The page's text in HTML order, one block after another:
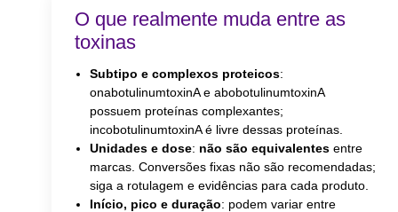
O que realmente muda entre as
toxinas
Subtipo e complexos proteicos:
onabotulinumtoxinA e abobotulinumtoxinA
possuem proteínas complexantes;
incobotulinumtoxinA é livre dessas proteínas.
Unidades e dose: não são equivalentesentre
marcas. Conversões fixas não são recomendadas;
siga a rotulagem e evidências para cada produto.
Início, pico e duração: podem variar entre